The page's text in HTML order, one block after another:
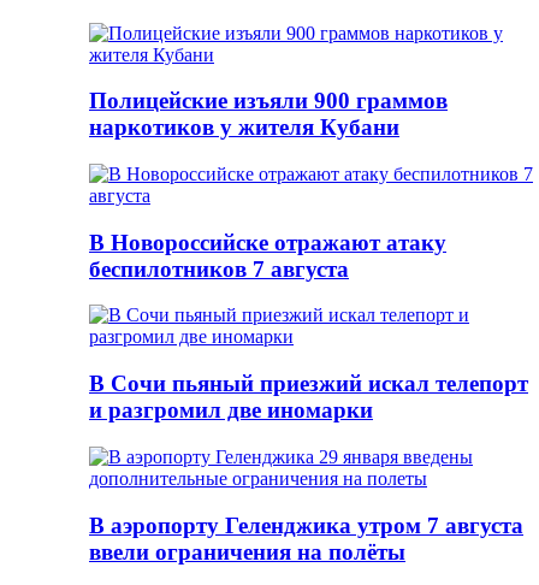
Полицейские изъяли 900 граммов
наркотиков у жителя Кубани
В Новороссийске отражают атаку
беспилотников 7 августа
В Сочи пьяный приезжий искал телепорт
и разгромил две иномарки
В аэропорту Геленджика утром 7 августа
ввели ограничения на полёты